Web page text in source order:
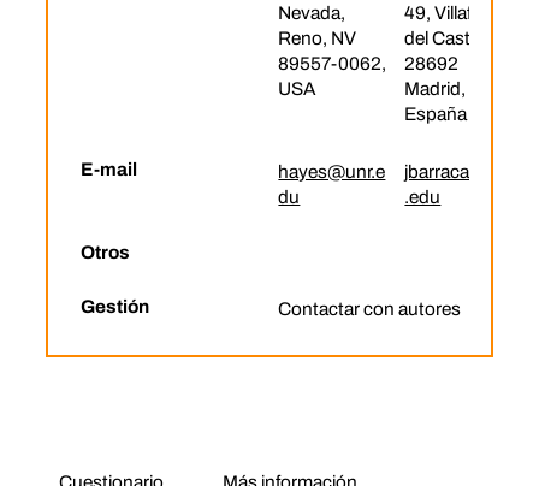
Nevada,
Reno, NV
89557-0062,
USA
49, Villafranca
del Castillo,
28692
Madrid,
España
E-mail
hayes@unr.e
du
jbarraca@ucjc
.edu
Otros
Gestión Contactar con autores